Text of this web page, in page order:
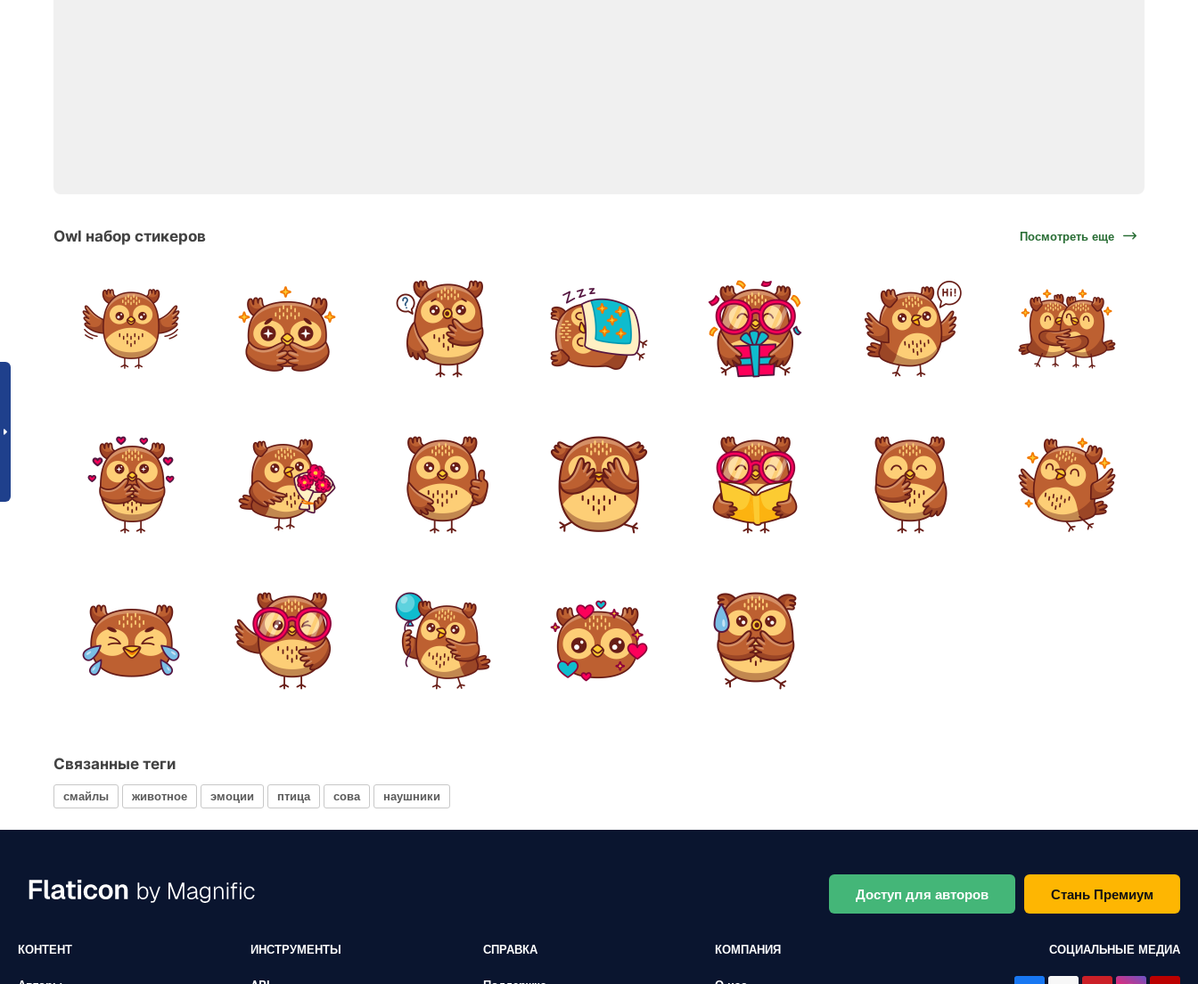
Owl набор стикеров Посмотреть еще
Связанные теги
смайлы животное эмоции птица сова наушники
Доступ для авторов Стань Премиум
КОНТЕНТ ИНСТРУМЕНТЫ СПРАВКА КОМПАНИЯ СОЦИАЛЬНЫЕ МЕДИА